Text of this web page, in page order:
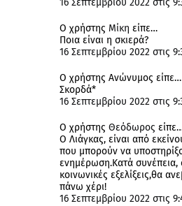
16 Σεπτεμβρίου 2022 στις
Ο χρήστης Μίκη είπε…
Ποια είναι η σκιερά?
16 Σεπτεμβρίου 2022 στις
Ο χρήστης Ανώνυμος είπε…
Σκορδά*
16 Σεπτεμβρίου 2022 στις
Ο χρήστης Θεόδωρος
Ο Λιάγκας, είναι από
που μπορούν να
ενημέρωση.Κατά
κοινωνικές εξελίξεις,θα
πάνω χέρι!
16 Σεπτεμβρίου 2022 στις